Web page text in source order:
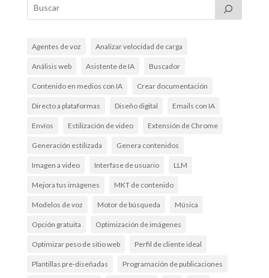
Agentes de voz Analizar velocidad de carga
Análisis web Asistente de IA Buscador
Contenido en medios con IA Crear documentación
Directo a plataformas Diseño digital Emails con IA
Envíos Estilización de video Extensión de Chrome
Generación estilizada Genera contenidos
Imagen a video Interfase de usuario LLM
Mejora tus imágenes MKT de contenido
Modelos de voz Motor de búsqueda Música
Opción gratuita Optimización de imágenes
Optimizar peso de sitio web Perfil de cliente ideal
Plantillas pre-diseñadas Programación de publicaciones